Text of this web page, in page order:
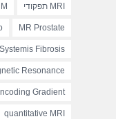
MRI תפקודי
MR Prostate
Fibrosis
Resonance
Gradient
quantitative MRI